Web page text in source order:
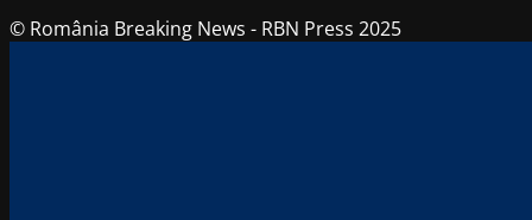
© România Breaking News - RBN Press 2025